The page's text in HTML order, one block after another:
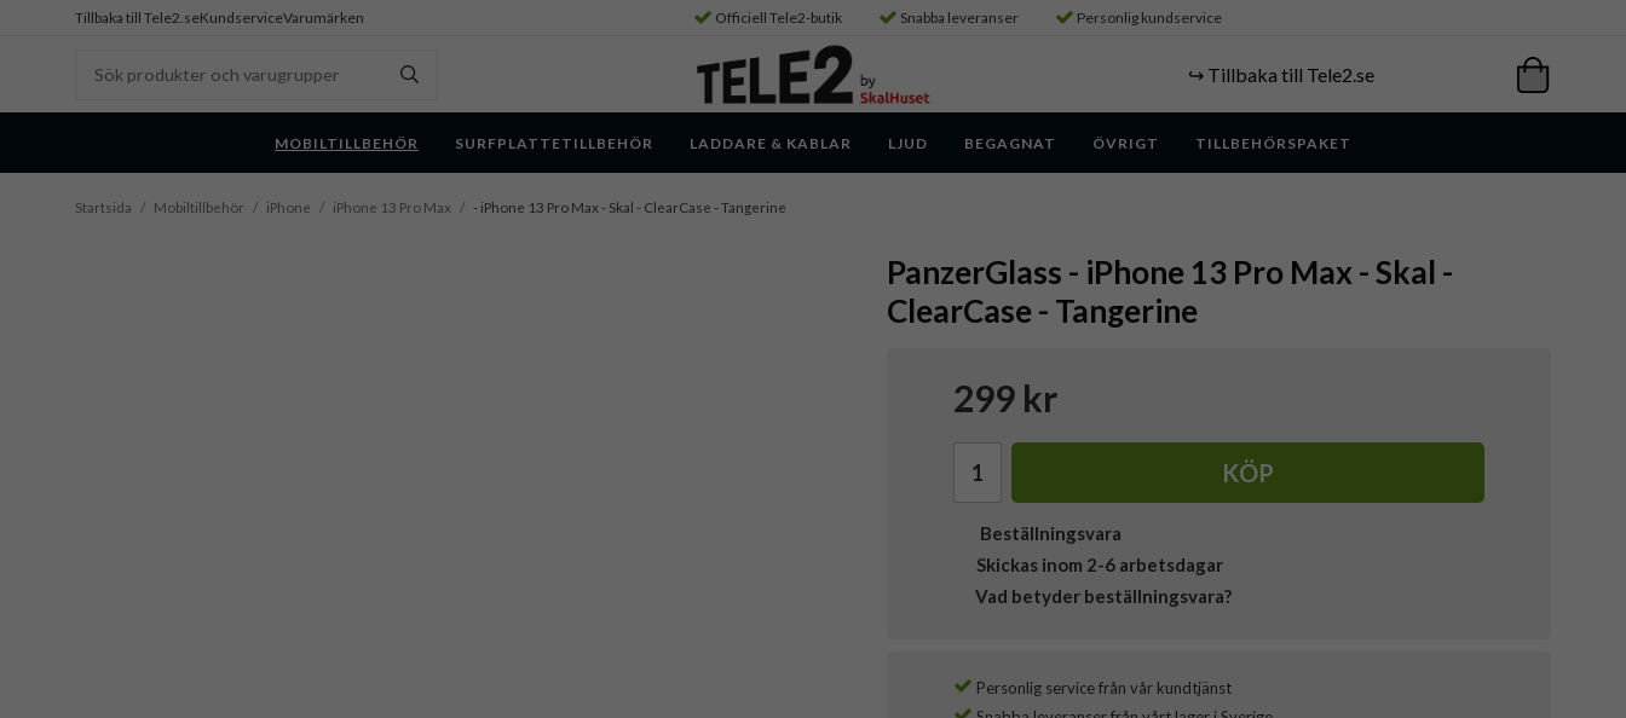
Tillbaka till Tele2.seKundserviceVarumärken Officiell Tele2-butik Snabba leveranser Personlig kundservice
↪️ Tillbaka till Tele2.se
MOBILTILLBEHÖR SURFPLATTETILLBEHÖR LADDARE & KABLAR LJUD BEGAGNAT ÖVRIGT TILLBEHÖRSPAKET
Startsida / Mobiltillbehör / iPhone / iPhone 13 Pro Max / - iPhone 13 Pro Max - Skal - ClearCase - Tangerine
PanzerGlass - iPhone 13 Pro Max - Skal -
ClearCase - Tangerine
299 kr
KÖP
Beställningsvara
Skickas inom 2-6 arbetsdagar
Vad betyder beställningsvara?
Personlig service från vår kundtjänst